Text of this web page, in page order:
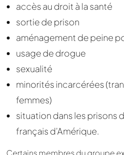
accès au droit à la santé
sortie de prison
aménagement de peine
usage de drogue
sexualité
minorités incarcérées
femmes)
situation dans les prisons
français d’Amérique.